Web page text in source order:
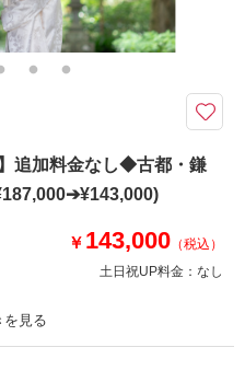
むもの
チ済）・ヘアメイク・撮影アテン
ブートニアレンタル・ベールレンタ
ータ（レタッチ込）、ドレス・美
チ済)
り1着レンタル（持込無料/ドレスグ
ト
追加料金なし◆古都・鎌
￥ 143,000 （税込）
土日祝UP料金： なし